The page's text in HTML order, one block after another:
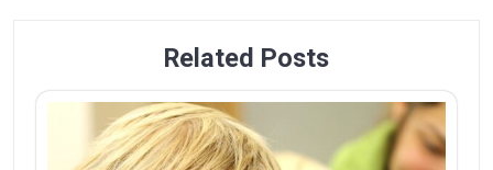
Related Posts